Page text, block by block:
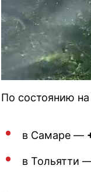
По состоянию
в Самаре —
в Тольятти